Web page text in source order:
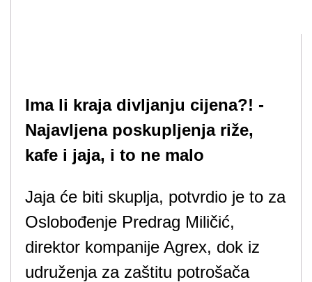
Ima li kraja divljanju cijena?! -
Najavljena poskupljenja riže,
kafe i jaja, i to ne malo
Jaja će biti skuplja, potvrdio je to za
Oslobođenje Predrag Miličić,
direktor kompanije Agrex, dok iz
udruženja za zaštitu potrošača